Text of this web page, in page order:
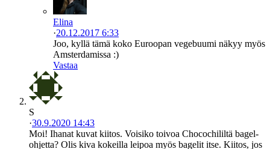
Elina
·20.12.2017 6:33
Joo, kyllä tämä koko Euroopan vegebuumi näkyy myös
Amsterdamissa :)
Vastaa
S
·30.9.2020 14:43
Moi! Ihanat kuvat kiitos. Voisiko toivoa Chocochililtä bagel-
ohjetta? Olis kiva kokeilla leipoa myös bagelit itse. Kiitos, jos